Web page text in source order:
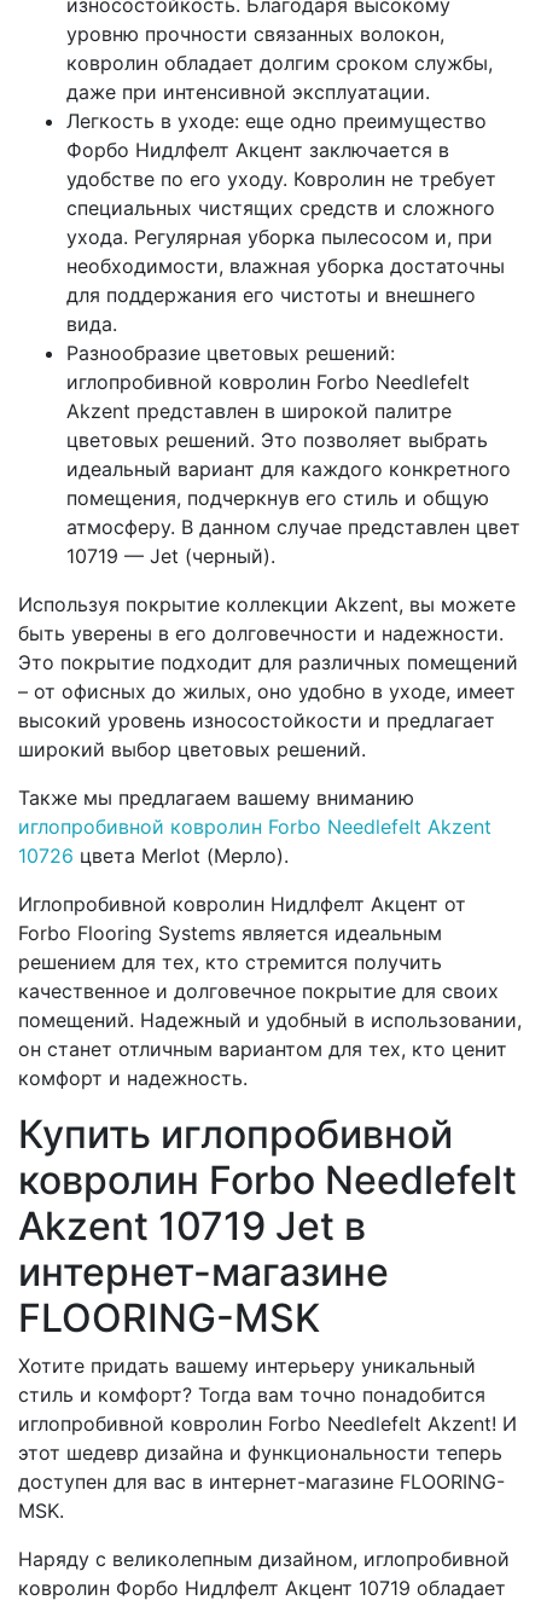
уровню прочности связанных волокон,
ковролин обладает долгим сроком службы,
даже при интенсивной эксплуатации.
Легкость в уходе: еще одно преимущество
Форбо Нидлфелт Акцент заключается в
удобстве по его уходу. Ковролин не требует
специальных чистящих средств и сложного
ухода. Регулярная уборка пылесосом и, при
необходимости, влажная уборка достаточны
для поддержания его чистоты и внешнего
вида.
Разнообразие цветовых решений:
иглопробивной ковролин Forbo Needlefelt
Akzent представлен в широкой палитре
цветовых решений. Это позволяет выбрать
идеальный вариант для каждого конкретного
помещения, подчеркнув его стиль и общую
атмосферу. В данном случае представлен цвет
10719 — Jet (черный).
Используя покрытие коллекции Akzent, вы можете
быть уверены в его долговечности и надежности.
Это покрытие подходит для различных помещений
– от офисных до жилых, оно удобно в уходе, имеет
высокий уровень износостойкости и предлагает
широкий выбор цветовых решений.
Также мы предлагаем вашему вниманию
иглопробивной ковролин Forbo Needlefelt Akzent
10726 цвета Merlot (Мерло).
Иглопробивной ковролин Нидлфелт Акцент от
Forbo Flooring Systems является идеальным
решением для тех, кто стремится получить
качественное и долговечное покрытие для своих
помещений. Надежный и удобный в использовании,
он станет отличным вариантом для тех, кто ценит
комфорт и надежность.
Купить иглопробивной
ковролин Forbo Needlefelt
Akzent 10719 Jet в
интернет-магазине
FLOORING-MSK
Хотите придать вашему интерьеру уникальный
стиль и комфорт? Тогда вам точно понадобится
иглопробивной ковролин Forbo Needlefelt Akzent! И
этот шедевр дизайна и функциональности теперь
доступен для вас в интернет-магазине FLOORING-
MSK.
Наряду с великолепным дизайном, иглопробивной
ковролин Форбо Нидлфелт Акцент 10719 обладает